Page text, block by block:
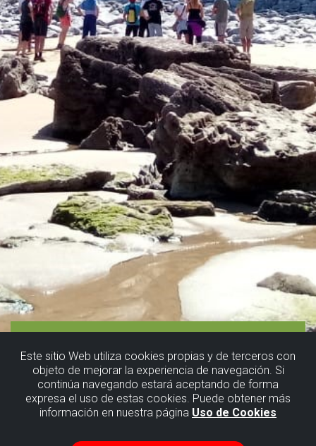
Este sitio Web utiliza cookies propias y de terceros con
objeto de mejorar la experiencia de navegación. Si
continúa navegando estará aceptando de forma
expresa el uso de estas cookies. Puede obtener más
información en nuestra página Uso de Cookies